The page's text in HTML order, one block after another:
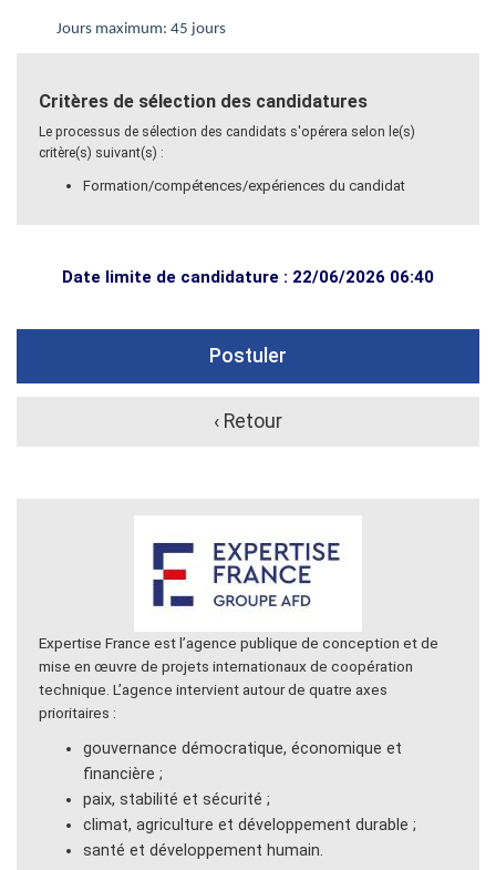
Jours maximum: 45 jours
Critères de sélection des candidatures
Le processus de sélection des candidats s'opérera selon le(s)
critère(s) suivant(s) :
Formation/compétences/expériences du candidat
Date limite de candidature : 22/06/2026 06:40
Postuler
‹ Retour
Expertise France est l’agence publique de conception et de
mise en œuvre de projets internationaux de coopération
technique. L’agence intervient autour de quatre axes
prioritaires :
gouvernance démocratique, économique et
financière ;
paix, stabilité et sécurité ;
climat, agriculture et développement durable ;
santé et développement humain.